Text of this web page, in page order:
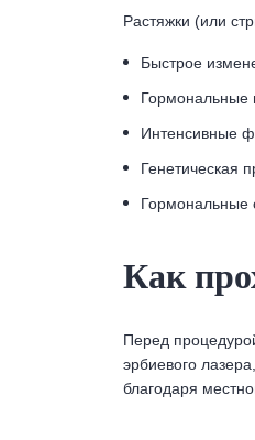
Растяжки (или
Быстрое
Гормональные
Интенсивные
Генетическая
Гормональные
Как
Перед
эрбиевого
благодаря